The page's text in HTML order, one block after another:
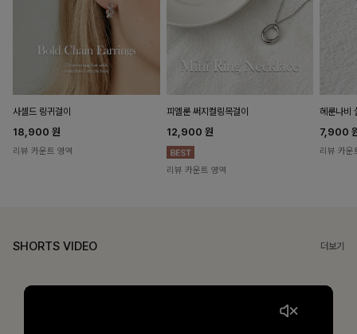
사셀드 링귀걸이
18,900 원
리뷰 카운트 영역
피엘룬 써지컬링목걸이
12,900 원
리뷰 카운트 영역
헤룬나비
7,900
리뷰 카운
SHORTS VIDEO 더보기